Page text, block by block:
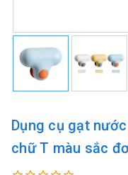
Dụng cụ gạt
chữ T màu sắc